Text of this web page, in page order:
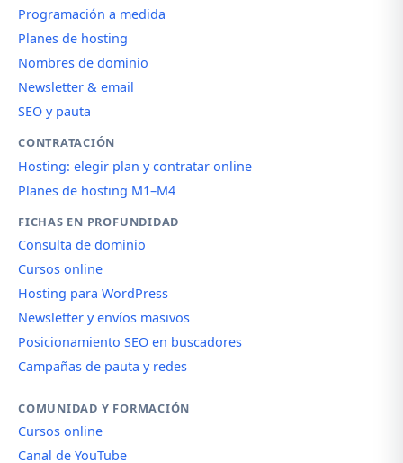
Programación a medida
Planes de hosting
Nombres de dominio
Newsletter & email
SEO y pauta
CONTRATACIÓN
Hosting: elegir plan y contratar online
Planes de hosting M1–M4
FICHAS EN PROFUNDIDAD
Consulta de dominio
Cursos online
Hosting para WordPress
Newsletter y envíos masivos
Posicionamiento SEO en buscadores
Campañas de pauta y redes
COMUNIDAD Y FORMACIÓN
Cursos online
Canal de YouTube